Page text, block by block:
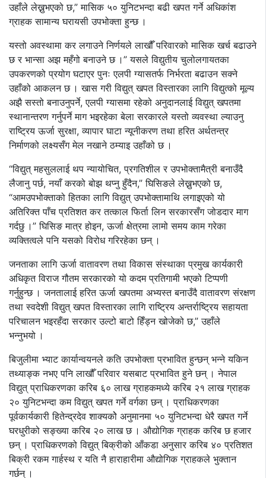
उहाँले लेख्नुभएको छ,” मासिक ५० युनिटभन्दा बढी खपत गर्ने अधिकांश
ग्राहक सामान्य घरायसी उपभोक्ता हुन्छ ।
यस्तो अवस्थामा कर लगाउने निर्णयले लाखौँ परिवारको मासिक खर्च बढाउने
छ र भान्सा अझ महँगो बनाउने छ ।” यसले विद्युतीय चुलोलगायतका
उपकरणको प्रयोग घटाएर पुनः एलपी ग्यासतर्फ निर्भरता बढाउन सक्ने
उहाँको आकलन छ । खास गरी विद्युत् खपत विस्तारका लागि विद्युत्को मूल्य
अझै सस्तो बनाउनुपर्ने, एलपी ग्यासमा रहेको अनुदानलाई विद्युत् खपतमा
स्थानान्तरण गर्नुपर्ने माग भइरहेका बेला सरकारले यस्तो व्यवस्था ल्याउनु
राष्ट्रिय ऊर्जा सुरक्षा, व्यापार घाटा न्यूनीकरण तथा हरित अर्थतन्त्र
निर्माणको लक्ष्यसँग मेल नखाने ठम्याइ उहाँको छ ।
“विद्युत् महसुललाई थप न्यायोचित, प्रगतिशील र उपभोक्तामैत्री बनाउँदै
लैजानु पर्छ, नयाँ करको बोझ थप्नु हुँदैन,” घिसिङले लेख्नुभएको छ,
“आमउपभोक्ताको हितका लागि विद्युत् उपभोक्तामाथि लगाइएको यो
अतिरिक्त पाँच प्रतिशत कर तत्काल फिर्ता लिन सरकारसँग जोडदार माग
गर्दछु ।” घिसिङ मात्र होइन, ऊर्जा क्षेत्रमा लामो समय काम गरेका
व्यक्तित्वले पनि यसको विरोध गरिरहेका छन् ।
जनताका लागि ऊर्जा वातावरण तथा विकास संस्थाका प्रमुख कार्यकारी
अधिकृत विराज गौतम सरकारको यो कदम प्रतिगामी भएको टिप्पणी
गर्नुहुन्छ । जनतालाई हरित ऊर्जा खपतमा अभ्यस्त बनाउँदै वातावरण संरक्षण
तथा स्वदेशी विद्युत् खपत विस्तारका लागि राष्ट्रिय अन्तर्राष्ट्रिय सहायता
परिचालन भइरहँदा सरकार उल्टो बाटो हिँड्न खोजेको छ,” उहाँले
भन्नुभयो ।
बिजुलीमा भ्याट कार्यान्वयनले कति उपभोक्ता प्रभावित हुन्छन् भन्ने यकिन
तथ्याङ्क नभए पनि लाखौँ परिवार यसबाट प्रभावित हुने छन् । नेपाल
विद्युत् प्राधिकरणका करिब ६० लाख ग्राहकमध्ये करिब २१ लाख ग्राहक
२० युनिटभन्दा कम विद्युत् खपत गर्ने वर्गका छन् । प्राधिकरणका
पूर्वकार्यकारी हितेन्द्रदेव शाक्यकोे अनुमानमा ५० युनिटभन्दा धेरै खपत गर्ने
घरधुरीको सङ्ख्या करिब २० लाख छ । औद्योगिक ग्राहक करिब छ हजार
छन् । प्राधिकरणको विद्युत् बिक्रीको आँकडा अनुसार करिब ४० प्रतिशत
बिक्री रकम गार्हस्थ र यति नै हाराहारीमा औद्योगिक ग्राहकले भुक्तान
गर्छन् ।